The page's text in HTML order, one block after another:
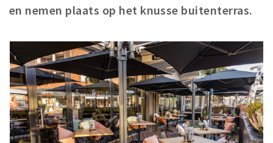
Bezienswaardigheden
Musea, theaters & podia
Uitjes & activiteiten
Toeristische routes
Natuurgebieden
Baroniepoorten
Sport
en nemen plaats op het knusse buitenterras.